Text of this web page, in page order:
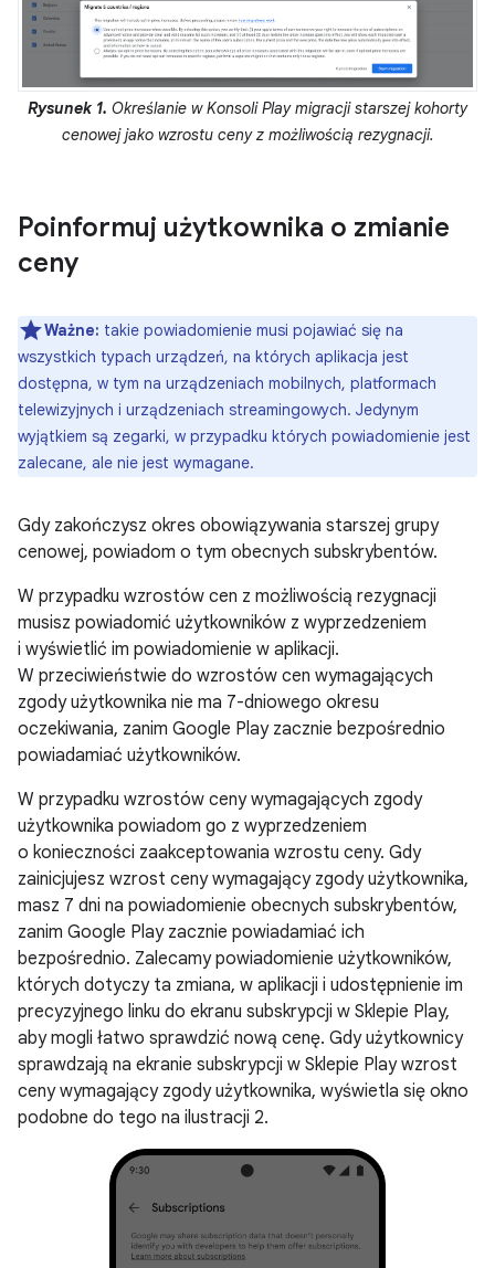
Rysunek 1. Określanie w Konsoli Play migracji starszej kohorty
cenowej jako wzrostu ceny z możliwością rezygnacji.
Poinformuj użytkownika o zmianie
ceny
Ważne: takie powiadomienie musi pojawiać się na
wszystkich typach urządzeń, na których aplikacja jest
dostępna, w tym na urządzeniach mobilnych, platformach
telewizyjnych i urządzeniach streamingowych. Jedynym
wyjątkiem są zegarki, w przypadku których powiadomienie jest
zalecane, ale nie jest wymagane.
Gdy zakończysz okres obowiązywania starszej grupy
cenowej, powiadom o tym obecnych subskrybentów.
W przypadku wzrostów cen z możliwością rezygnacji
musisz powiadomić użytkowników z wyprzedzeniem
i wyświetlić im powiadomienie w aplikacji.
W przeciwieństwie do wzrostów cen wymagających
zgody użytkownika nie ma 7-dniowego okresu
oczekiwania, zanim Google Play zacznie bezpośrednio
powiadamiać użytkowników.
W przypadku wzrostów ceny wymagających zgody
użytkownika powiadom go z wyprzedzeniem
o konieczności zaakceptowania wzrostu ceny. Gdy
zainicjujesz wzrost ceny wymagający zgody użytkownika,
masz 7 dni na powiadomienie obecnych subskrybentów,
zanim Google Play zacznie powiadamiać ich
bezpośrednio. Zalecamy powiadomienie użytkowników,
których dotyczy ta zmiana, w aplikacji i udostępnienie im
precyzyjnego linku do ekranu subskrypcji w Sklepie Play,
aby mogli łatwo sprawdzić nową cenę. Gdy użytkownicy
sprawdzają na ekranie subskrypcji w Sklepie Play wzrost
ceny wymagający zgody użytkownika, wyświetla się okno
podobne do tego na ilustracji 2.